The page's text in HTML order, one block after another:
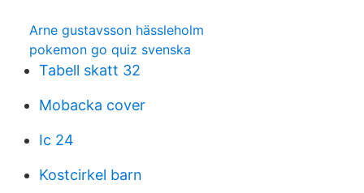
Arne gustavsson hässleholm
pokemon go quiz svenska
Tabell skatt 32
Mobacka cover
Ic 24
Kostcirkel barn